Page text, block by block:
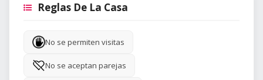
Reglas De La Casa
No se permiten visitas
No se aceptan parejas